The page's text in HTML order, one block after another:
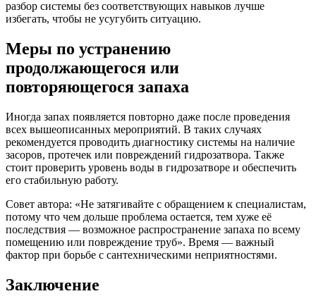
разбор системы без соответствующих навыков лучше
избегать, чтобы не усугубить ситуацию.
Меры по устранению
продолжающегося или
повторяющегося запаха
Иногда запах появляется повторно даже после проведения
всех вышеописанных мероприятий. В таких случаях
рекомендуется проводить диагностику системы на наличие
засоров, протечек или повреждений гидрозатвора. Также
стоит проверить уровень воды в гидрозатворе и обеспечить
его стабильную работу.
Совет автора: «Не затягивайте с обращением к специалистам,
потому что чем дольше проблема остается, тем хуже её
последствия — возможное распространение запаха по всему
помещению или повреждение труб». Время — важный
фактор при борьбе с сантехническими неприятностями.
Заключение